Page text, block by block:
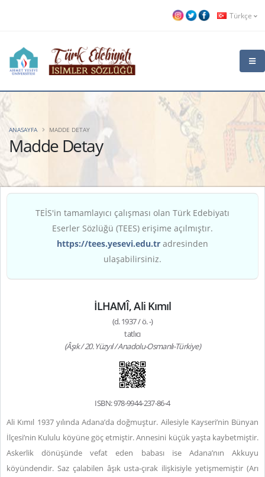
Türkçe
Madde Detay
ANASAYFA MADDE DETAY
TEİS'in tamamlayıcı çalışması olan Türk Edebiyatı
Eserler Sözlüğü (TEES) erişime açılmıştır.
https://tees.yesevi.edu.tr adresinden
ulaşabilirsiniz.
İLHAMÎ, Ali Kımıl
(d. 1937 / ö. -)
tatlıcı
(Âşık / 20. Yüzyıl / Anadolu-Osmanlı-Türkiye)
ISBN: 978-9944-237-86-4
Ali Kımıl 1937 yılında Adana’da doğmuştur. Ailesiyle Kayseri’nin Bünyan
İlçesi’nin Kululu köyüne göç etmiştir. Annesini küçük yaşta kaybetmiştir.
Askerlik dönüşünde vefat eden babası ise Adana’nın Akkuyu
köyündendir. Saz çalabilen âşık usta-çırak ilişkisiyle yetişmemiştir (Arı